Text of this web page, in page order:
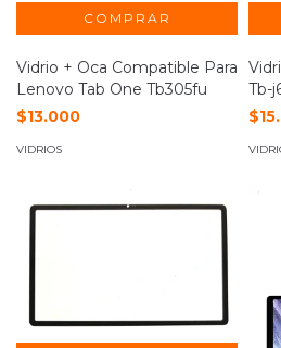
Vidrio + Oca Compatible Para
Lenovo Tab One Tb305fu
$13.000
VIDRIOS
Tb-